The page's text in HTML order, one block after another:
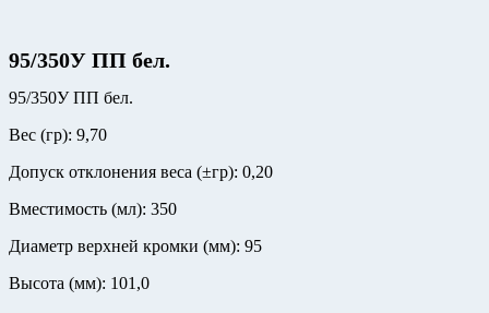
95/350У ПП бел.
95/350У ПП бел.
Вес (гр): 9,70
Допуск отклонения веса (±гр): 0,20
Вместимость (мл): 350
Диаметр верхней кромки (мм): 95
Высота (мм): 101,0